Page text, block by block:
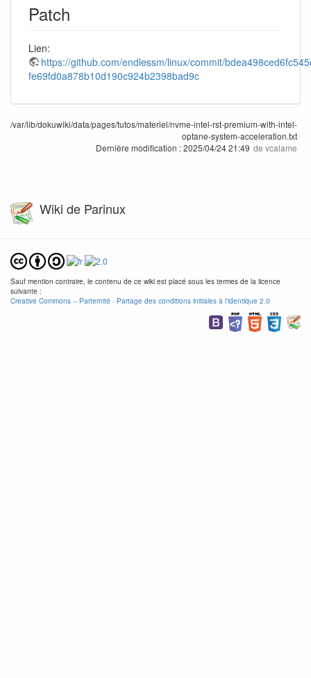
Patch
Lien:
https://github.com/endlessm/linux/commit/
fe69fd0a878b10d190c924b2398bad9c
/var/lib/dokuwiki/data/pages/tutos/materiel/nvme-intel-rst-premium-with-intel-
optane-system-acceleration.txt
Dernière modification :2025/04/24 21:49 de vcalame
Wiki de Parinux
Sauf mention contraire, le contenu de ce wiki est placé sous les termes de la licence
suivante :
Creative Commons -- Parternité - Partage des conditions initiales à l'identique 2.0